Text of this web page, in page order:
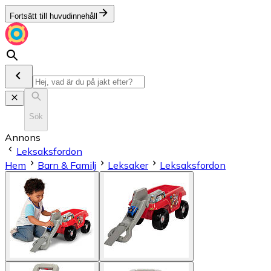
Fortsätt till huvudinnehåll
Sök
Annons
Leksaksfordon
Hem
Barn & Familj Leksaker Leksaksfordon